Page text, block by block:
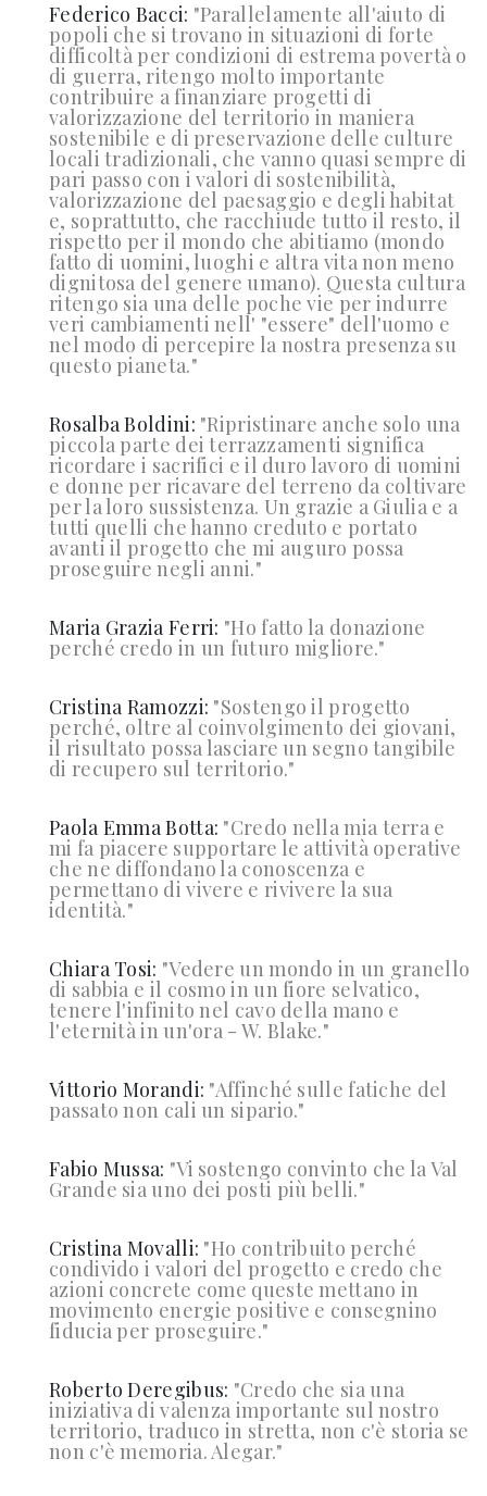
Federico Bacci: "Parallelamente all'aiuto di
popoli che si trovano in situazioni di forte
difficoltà per condizioni di estrema povertà o
di guerra, ritengo molto importante
contribuire a finanziare progetti di
valorizzazione del territorio in maniera
sostenibile e di preservazione delle culture
locali tradizionali, che vanno quasi sempre di
pari passo con i valori di sostenibilità,
valorizzazione del paesaggio e degli habitat
e, soprattutto, che racchiude tutto il resto, il
rispetto per il mondo che abitiamo (mondo
fatto di uomini, luoghi e altra vita non meno
dignitosa del genere umano). Questa cultura
ritengo sia una delle poche vie per indurre
veri cambiamenti nell' "essere" dell'uomo e
nel modo di percepire la nostra presenza su
questo pianeta."
Rosalba Boldini: "Ripristinare anche solo una
piccola parte dei terrazzamenti significa
ricordare i sacrifici e il duro lavoro di uomini
e donne per ricavare del terreno da coltivare
per la loro sussistenza. Un grazie a Giulia e a
tutti quelli che hanno creduto e portato
avanti il progetto che mi auguro possa
proseguire negli anni."
Maria Grazia Ferri: "Ho fatto la donazione
perché credo in un futuro migliore."
Cristina Ramozzi: "Sostengo il progetto
perché, oltre al coinvolgimento dei giovani,
il risultato possa lasciare un segno tangibile
di recupero sul territorio."
Paola Emma Botta: "Credo nella mia terra e
mi fa piacere supportare le attività operative
che ne diffondano la conoscenza e
permettano di vivere e rivivere la sua
identità."
Chiara Tosi: "Vedere un mondo in un granello
di sabbia e il cosmo in un fiore selvatico,
tenere l'infinito nel cavo della mano e
l'eternità in un'ora - W. Blake."
Vittorio Morandi: "Affinché sulle fatiche del
passato non cali un sipario."
Fabio Mussa: "Vi sostengo convinto che la Val
Grande sia uno dei posti più belli."
Cristina Movalli: "Ho contribuito perché
condivido i valori del progetto e credo che
azioni concrete come queste mettano in
movimento energie positive e consegnino
fiducia per proseguire."
Roberto Deregibus: "Credo che sia una
iniziativa di valenza importante sul nostro
territorio, traduco in stretta, non c'è storia se
non c'è memoria. Alegar."